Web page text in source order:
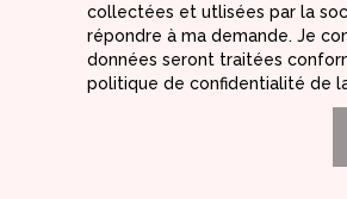
collectées et utlisées par la
répondre à ma demande. Je
données seront traitées
politique de confidentialité de